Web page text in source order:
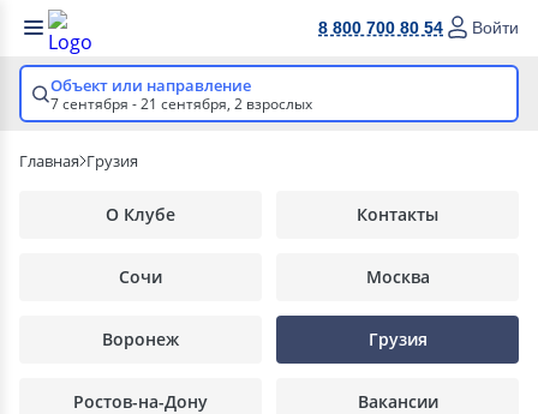
8 800 700 80 54 Войти
Объект или направление
7 сентября - 21 сентября, 2 взрослых
Главная Грузия
О Клубе Контакты
Сочи Москва
Воронеж Грузия
Ростов-на-Дону Вакансии